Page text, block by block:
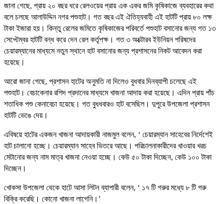
জানা গেছে, প্রায় ২০ বছর ধরে রেলওয়ের প্রায় এক একর জমি কৃষিকাজে ব্যবহারের কথা
বলে চলছে আলাউদ্দিন নগর পশুহাট। গত বছর এই ঐতিহ্যবাহী এই হাটটি প্রায় ৮০ লক্ষ
টাকা ইজারা হয়। কিন্তু রেলের জমিতে কৃষিকাজের পরিবর্তে পশুহাট বসানোর জন্য গত ১৩
সেপ্টেম্বর হাটটি বন্ধ করে দেন রেল কর্তৃপক্ষ। গত ৩ অক্টোরব ইউনিয়ন পরিষদের
চেয়ারম্যানের মাধ্যমে নতুন স্থানে হাট বসানোর জন্য প্রশাসনের নিকট আবেদন করা
হয়েছে।
আরো জানা গেছে, প্রশাসন হাটের অনুমতি না দিলেও বুধবার দিনব্যাপী চলেছে এই
পশুহাট। বেচাকেনার রশিদ প্রদানের মাধ্যমে খাজনা আদায় করা হয়েছে। এদিন প্রায় পাঁচ
শতাধিক পশু কেনাবেচা হয়েছে। গত বুধধবারও হাট বসেছিল। দুপুরে উপজেলা প্রশাসন
হাটটি ভেঙে দেয়।
এবিষয়ে হাটের একজন খাজনা আদায়কারী নাজমুল বলেন, ‘ চেয়ারম্যান সাহেবের নির্দেশেই
হাট চালানো হচ্ছে। চেয়ারম্যান সাহেব ভিতরে আছে। পরিচালনাকারীদের খাওয়ার খরচ
মেটানোর জন্য নাম মাত্র খাজনা নেওয়া হচ্ছে। কেউ ৫০ টাকা দিচ্ছেন, কেউ ১০০ টাকা
দিচ্ছেন।
খোকসা উপজেলা থেকে হাটে আসা লিটন ব্যাপারী বলেন, ‘ ১৭ টি গরুর মধ্যে ৮ টি গরু
বিক্রি করেছি। কোনো খাজনা লাগেনি।’